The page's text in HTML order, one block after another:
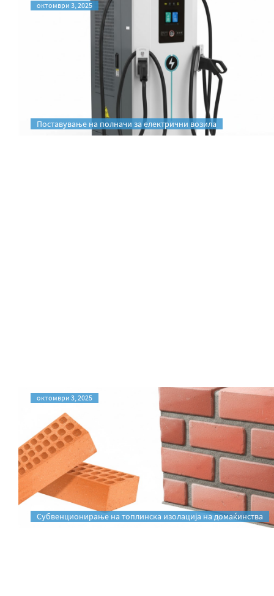
октомври 3, 2025
Поставување на полначи за електрични возила
октомври 3, 2025
Субвенционирање на топлинска изолација на домаќинства